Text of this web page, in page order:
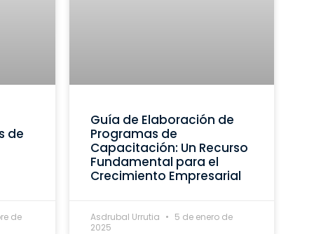
de
de
Guía de Elaboración de
Programas de
Capacitación: Un Recurso
Fundamental para el
Crecimiento Empresarial
Asdrubal Urrutia
5 de enero de
2025